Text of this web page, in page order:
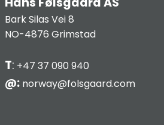
Bark Silas Vei 8
NO-4876 Grimstad
T: +47 37 090 940
@: norway@folsgaard.com